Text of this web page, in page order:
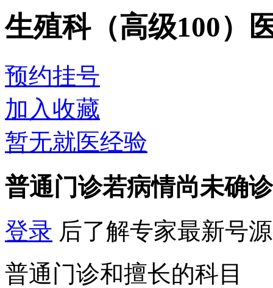
生殖科（高级100）
预约挂号
加入收藏
暂无就医经验
普通门诊若病情尚未确
登录 后了解专家最新号
普通门诊和擅长的科目